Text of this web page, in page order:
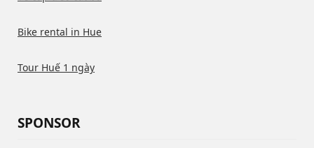
Bike rental in Hue
Tour Huế 1 ngày
SPONSOR